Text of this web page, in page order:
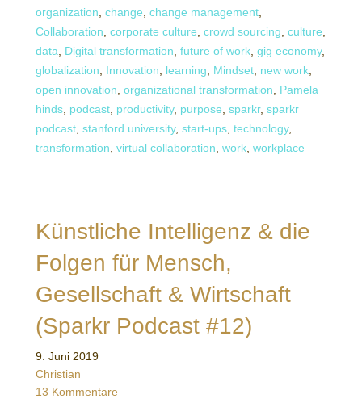
organization change change management
Collaboration corporate culture crowd sourcing culture
data
Digital transformation future of work gig economy,
globalization
Innovation learning Mindset new work
open innovation organizational transformation
Pamela
hinds podcast productivity, purpose sparkr, sparkr
podcast stanford university, start-ups technology,
transformation virtual collaboration work workplace
Künstliche Intelligenz & die
Folgen für Mensch,
Gesellschaft & Wirtschaft
(Sparkr Podcast #12)
9. Juni 2019
Christian
13 Kommentare